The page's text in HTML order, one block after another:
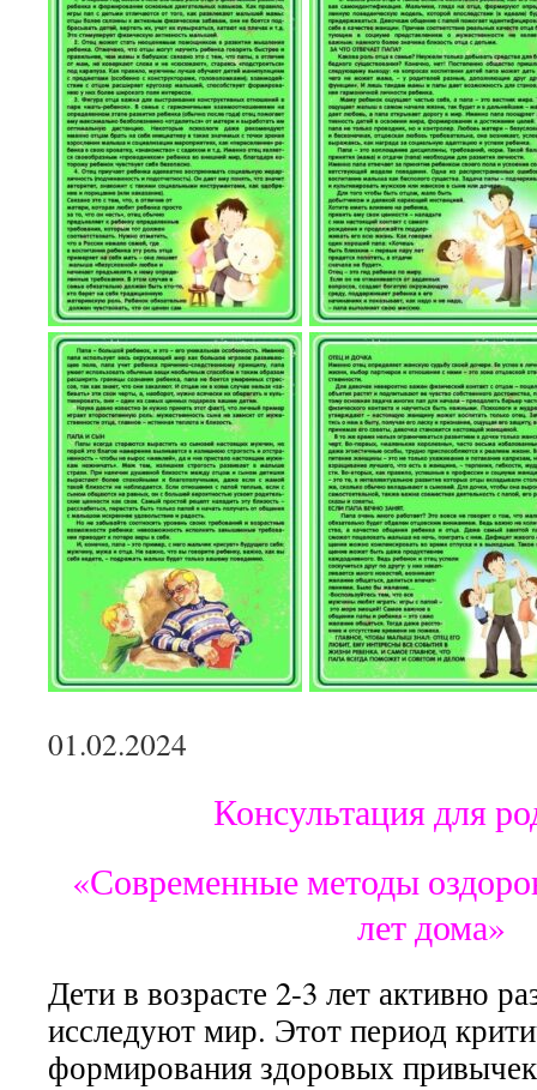
01.02.2024
Консультация для
«Современные методы
лет дома»
Дети в возрасте 2-3 лет активно
исследуют мир. Этот период
формирования здоровых